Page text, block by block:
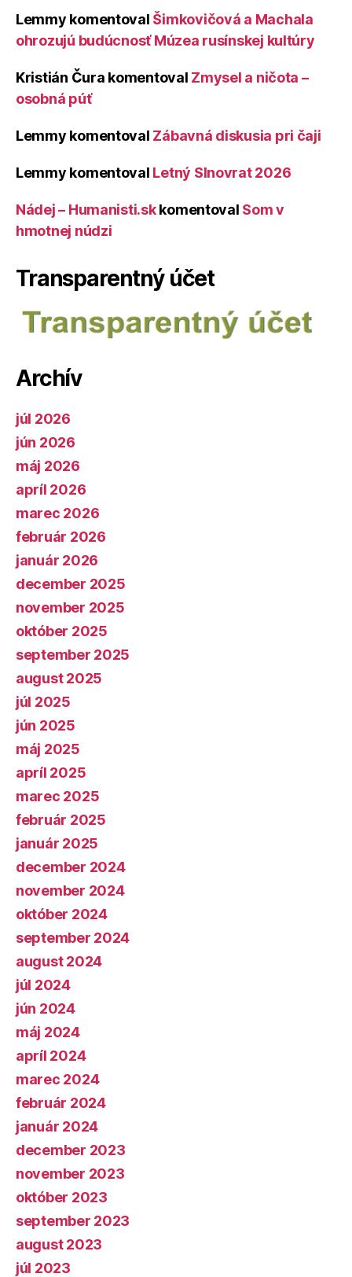
Lemmy komentoval Šimkovičová a Machala
ohrozujú budúcnosť Múzea rusínskej kultúry
Kristián Čura komentoval Zmysel a ničota –
osobná púť
Lemmy komentoval Zábavná diskusia pri čaji
Lemmy komentoval Letný Slnovrat 2026
Nádej – Humanisti.skkomentoval Som v
hmotnej núdzi
Transparentný účet
Archív
júl 2026
jún 2026
máj 2026
apríl 2026
marec 2026
február 2026
január 2026
december 2025
november 2025
október 2025
september 2025
august 2025
júl 2025
jún 2025
máj 2025
apríl 2025
marec 2025
február 2025
január 2025
december 2024
november 2024
október 2024
september 2024
august 2024
júl 2024
jún 2024
máj 2024
apríl 2024
marec 2024
február 2024
január 2024
december 2023
november 2023
október 2023
september 2023
august 2023
júl 2023